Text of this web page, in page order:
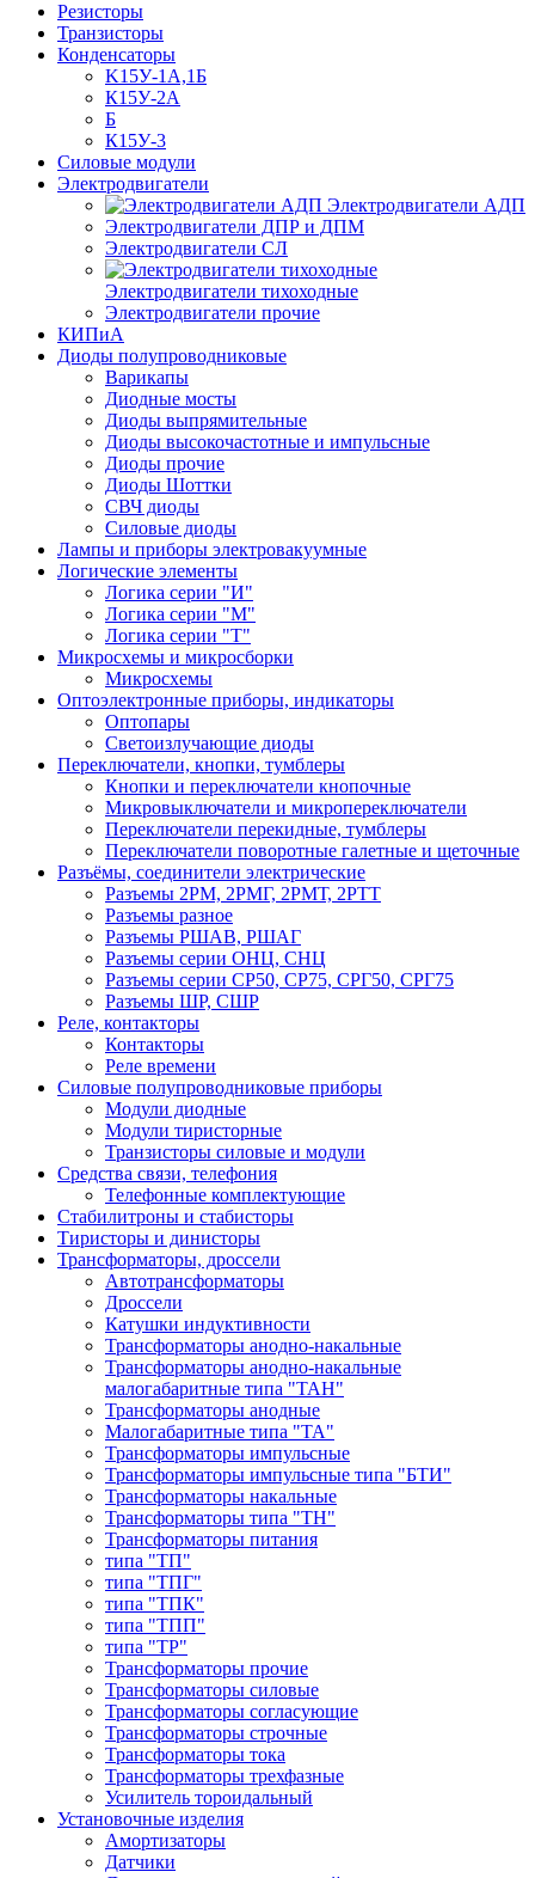
Резисторы
Транзисторы
Конденсаторы
K15У-1А,1Б
К15У-2А
Б
К15У-3
Силовые модули
Электродвигатели
Электродвигатели АДП
Электродвигатели ДПР и ДПМ
Электродвигатели СЛ
Электродвигатели тихоходные
Электродвигатели прочие
КИПиА
Диоды полупроводниковые
Варикапы
Диодные мосты
Диоды выпрямительные
Диоды высокочастотные и импульсные
Диоды прочие
Диоды Шоттки
СВЧ диоды
Силовые диоды
Лампы и приборы электровакуумные
Логические элементы
Логика серии "И"
Логика серии "М"
Логика серии "Т"
Микросхемы и микросборки
Микросхемы
Оптоэлектронные приборы, индикаторы
Оптопары
Светоизлучающие диоды
Переключатели, кнопки, тумблеры
Кнопки и переключатели кнопочные
Микровыключатели и микропереключатели
Переключатели перекидные, тумблеры
Переключатели поворотные галетные и щеточные
Разъёмы, соединители электрические
Разъемы 2РМ, 2РМГ, 2РМТ, 2РТТ
Разъемы разное
Разъемы РШАВ, РШАГ
Разъемы серии ОНЦ, СНЦ
Разъемы серии СР50, СР75, СРГ50, СРГ75
Разъемы ШР, СШР
Реле, контакторы
Контакторы
Реле времени
Силовые полупроводниковые приборы
Модули диодные
Модули тиристорные
Транзисторы силовые и модули
Средства связи, телефония
Телефонные комплектующие
Стабилитроны и стабисторы
Тиристоры и динисторы
Трансформаторы, дроссели
Автотрансформаторы
Дроссели
Катушки индуктивности
Трансформаторы анодно-накальные
Трансформаторы анодно-накальные
малогабаритные типа "ТАН"
Трансформаторы анодные
Малогабаритные типа "ТА"
Трансформаторы импульсные
Трансформаторы импульсные типа "БТИ"
Трансформаторы накальные
Трансформаторы типа "ТН"
Трансформаторы питания
типа "ТП"
типа "ТПГ"
типа "ТПК"
типа "ТПП"
типа "ТР"
Трансформаторы прочие
Трансформаторы силовые
Трансформаторы согласующие
Трансформаторы строчные
Трансформаторы тока
Трансформаторы трехфазные
Усилитель тороидальный
Установочные изделия
Амортизаторы
Датчики